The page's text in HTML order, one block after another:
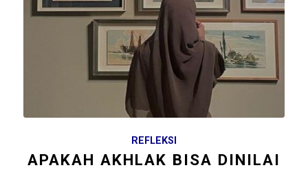
REFLEKSI
APAKAH AKHLAK BISA DINILAI